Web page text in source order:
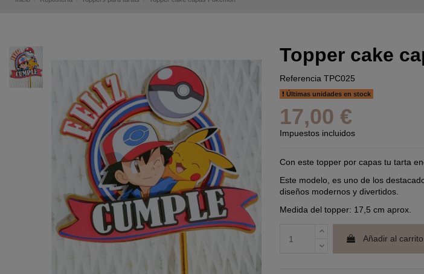
Topper cake
Referencia TPC025
Últimas unidades en stock
17,00 €
Impuestos incluidos
Con este topper por capas tu tarta
Este modelo, es uno de los
diseños modernos y divertidos.
Medida del topper: 17,5 cm aprox.
Añadir al carrito